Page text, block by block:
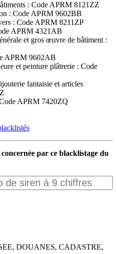
: Code APRM 8121ZZ
: Code APRM 9602BB
: Code APRM 8211ZP
APRM 4321AB
et gros œuvre de bâtiment :
APRM 9602AB
et peinture plâtrerie : Code
fantaisie et articles
APRM 7420ZQ
par ce blacklistage du
DOUANES, CADASTRE,